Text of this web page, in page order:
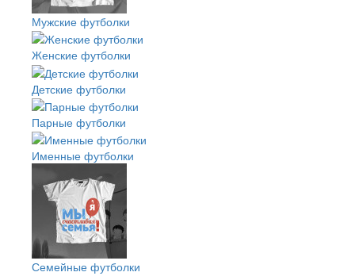
Мужские футболки
Женские футболки
Детские футболки
Парные футболки
Именные футболки
Семейные футболки